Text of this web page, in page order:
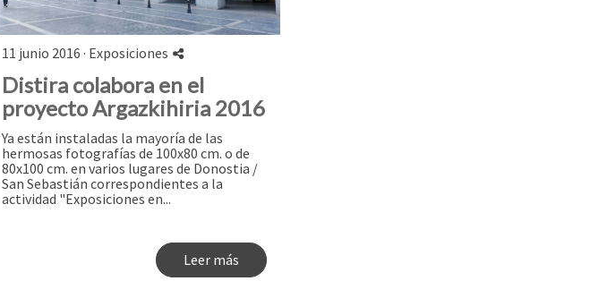
11 junio 2016 · Exposiciones
Distira colabora en el
proyecto Argazkihiria 2016
Ya están instaladas la mayoría de las
hermosas fotografías de 100x80 cm. o de
80x100 cm. en varios lugares de Donostia /
San Sebastián correspondientes a la
actividad "Exposiciones en...
Leer más